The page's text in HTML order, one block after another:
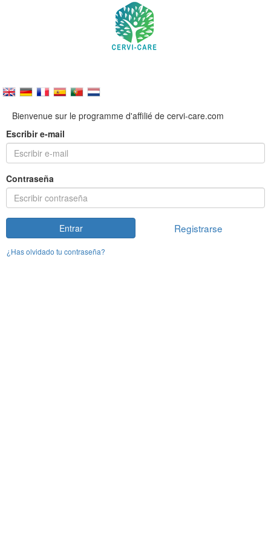
Bienvenue sur le programme d'affilié de cervi-care.com
Escribir e-mail
Contraseña
Entrar Registrarse
¿Has olvidado tu contraseña?